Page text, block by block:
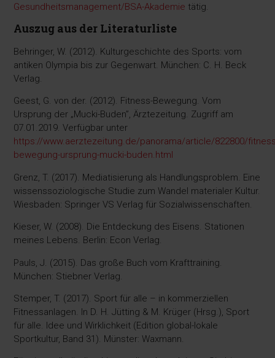
Gesundheitsmanagement/BSA-Akademie tätig.
Auszug aus der Literaturliste
Behringer, W. (2012). Kulturgeschichte des Sports: vom
antiken Olympia bis zur Gegenwart. München: C. H. Beck
Verlag.
Geest, G. von der. (2012). Fitness-Bewegung. Vom
Ursprung der „Mucki-Buden”, Ärztezeitung. Zugriff am
07.01.2019. Verfügbar unter
https://www.aerztezeitung.de/panorama/article/822800/
bewegung-ursprung-mucki-buden.html
Grenz, T. (2017). Mediatisierung als Handlungsproblem. Eine
wissenssoziologische Studie zum Wandel materialer Kultur.
Wiesbaden: Springer VS Verlag für Sozialwissenschaften.
Kieser, W. (2008). Die Entdeckung des Eisens. Stationen
meines Lebens. Berlin: Econ Verlag.
Pauls, J. (2015). Das große Buch vom Krafttraining.
München: Stiebner Verlag.
Stemper, T. (2017). Sport für alle – in kommerziellen
Fitnessanlagen. In D. H. Jütting & M. Krüger (Hrsg.), Sport
für alle. Idee und Wirklichkeit (Edition global-lokale
Sportkultur, Band 31). Münster: Waxmann.